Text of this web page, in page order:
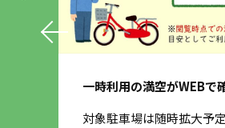
一時利用の満空がWEBで
対象駐車場は随時拡大予